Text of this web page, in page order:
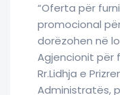
“Oferta për
promocional
dorëzohen në
Agjencionit për
Rr.Lidhja e
Administratës,